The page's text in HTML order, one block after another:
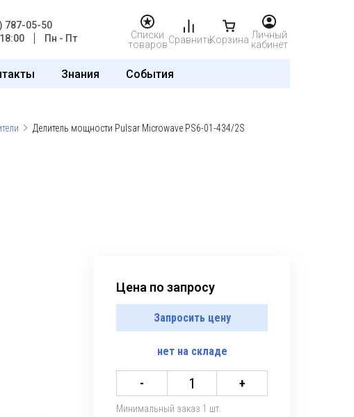
787-05-50
Пн - Пт
Списки
товаровСравнитьКорзина Личный
кабинет
Знания События
Делитель мощности Pulsar Microwave PS6-01-434/2S
Цена по запросу
Запросить цену
нет на складе
- +
Минимальный заказ 1 шт.